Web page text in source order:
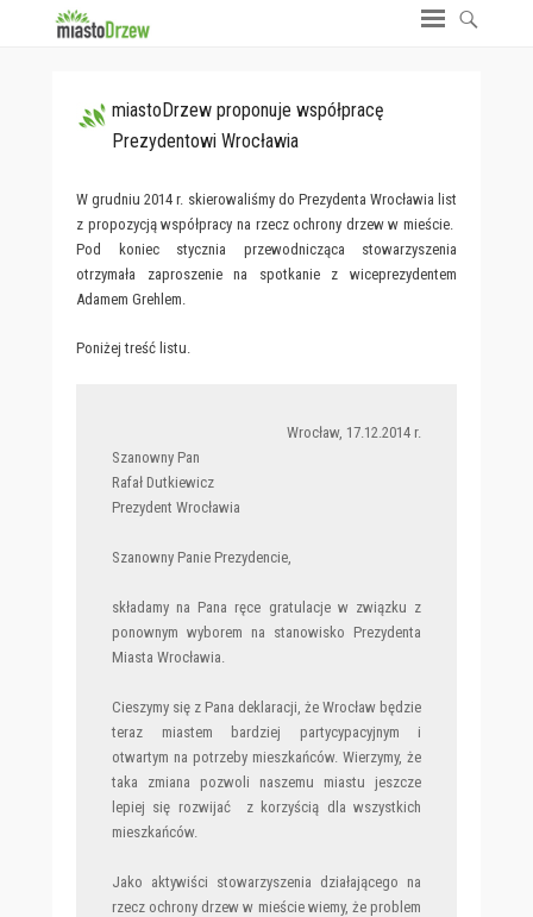
miastoDrzew proponuje współpracę
Prezydentowi Wrocławia
W grudniu 2014 r. skierowaliśmy do Prezydenta Wrocławia list
z propozycją współpracy na rzecz ochrony drzew w mieście.
Pod koniec stycznia przewodnicząca stowarzyszenia
otrzymała zaproszenie na spotkanie z wiceprezydentem
Adamem Grehlem.
Poniżej treść listu.
Wrocław, 17.12.2014 r.
Szanowny Pan
Rafał Dutkiewicz
Prezydent Wrocławia
Szanowny Panie Prezydencie,
składamy na Pana ręce gratulacje w związku z
ponownym wyborem na stanowisko Prezydenta
Miasta Wrocławia.
Cieszymy się z Pana deklaracji, że Wrocław będzie
teraz miastem bardziej partycypacyjnym i
otwartym na potrzeby mieszkańców. Wierzymy, że
taka zmiana pozwoli naszemu miastu jeszcze
lepiej się rozwijać z korzyścią dla wszystkich
mieszkańców.
Jako aktywiści stowarzyszenia działającego na
rzecz ochrony drzew w mieście wiemy, że problem